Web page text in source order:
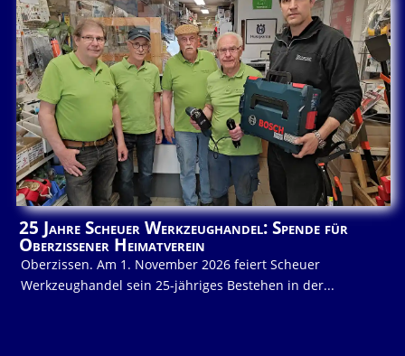
25 Jahre Scheuer Werkzeughandel: Spende für
Oberzissener Heimatverein
Oberzissen. Am 1. November 2026 feiert Scheuer
Werkzeughandel sein 25-jähriges Bestehen in der...